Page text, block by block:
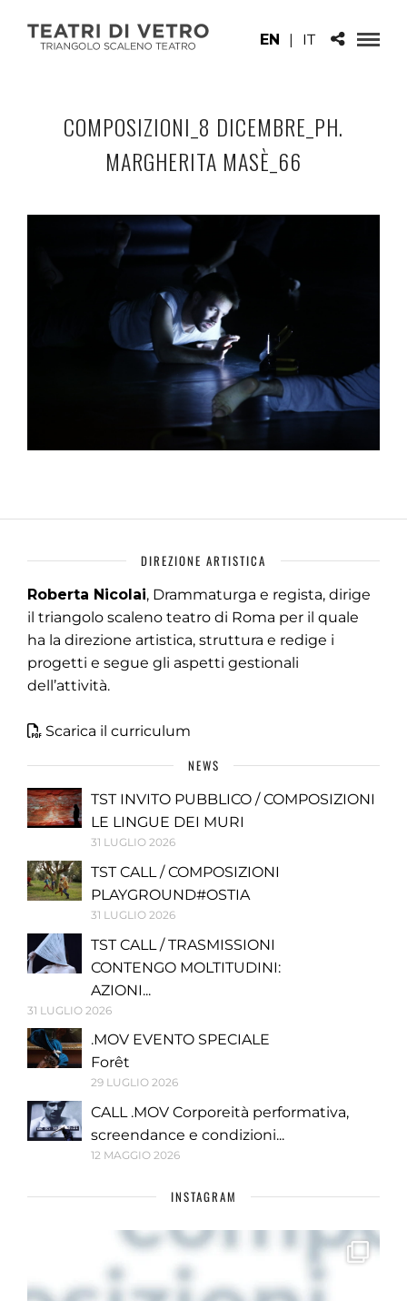
EN | IT
COMPOSIZIONI_8 DICEMBRE_PH.
MARGHERITA MASÈ_66
DIREZIONE ARTISTICA
Roberta Nicolai, Drammaturga e regista, dirige
il triangolo scaleno teatro di Roma per il quale
ha la direzione artistica, struttura e redige i
progetti e segue gli aspetti gestionali
dell’attività.
Scarica il curriculum
NEWS
TST INVITO PUBBLICO / COMPOSIZIONI
LE LINGUE DEI MURI
31 LUGLIO 2026
TST CALL / COMPOSIZIONI
PLAYGROUND#OSTIA
31 LUGLIO 2026
TST CALL / TRASMISSIONI
CONTENGO MOLTITUDINI:
AZIONI...
31 LUGLIO 2026
.MOV EVENTO SPECIALE
Forêt
29 LUGLIO 2026
CALL .MOV Corporeità performativa,
screendance e condizioni...
12 MAGGIO 2026
INSTAGRAM